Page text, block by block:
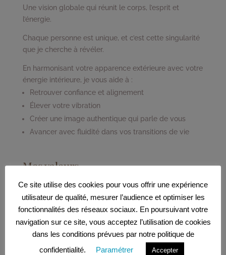
Une vision globale qui réunit le corps, l’esprit et
l’énergie.
Chaque personne est unique, et c’est cette singularité
que je cherche à révéler.
En harmonisant votre apparence extérieure avec votre
énergie intérieure, je vous aide à :
Retrouver confiance et alignement
Élever votre vibration
Créer une image authentique qui parle de vous
Avancer avec fluidité dans vos transitions de vie
Mes valeurs
Authenticité – Harmonie – Bienveillance –
Transformation
Ces valeurs guident chacune de mes actions et sont
présentes dans chaque accompagnement que je
propose.je suis accompagnatrice en énergie, corps &
Ce site utilise des cookies pour vous offrir une expérience
utilisateur de qualité, mesurer l’audience et optimiser les
fonctionnalités des réseaux sociaux. En poursuivant votre
navigation sur ce site, vous acceptez l’utilisation de cookies
dans les conditions prévues par notre politique de
confidentialité.
Paramétrer Accepter